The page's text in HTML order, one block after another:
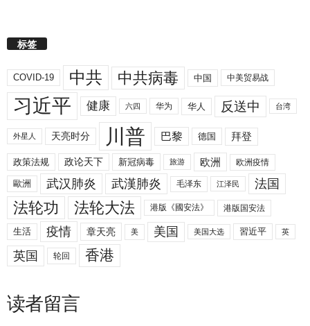
标签
COVID-19 中共 中共病毒 中国 中美贸易战
习近平 健康 六四 华为 华人 反送中 台湾
外星人 天亮时分 川普 巴黎 德国 拜登
政策法规 政论天下 新冠病毒 旅游 欧洲 欧洲疫情
歐洲 武汉肺炎 武漢肺炎 毛泽东 江泽民 法国
法轮功 法轮大法 港版《國安法》 港版国安法
生活 疫情 章天亮 美 美国 美国大选 習近平 英
英国 轮回 香港
读者留言